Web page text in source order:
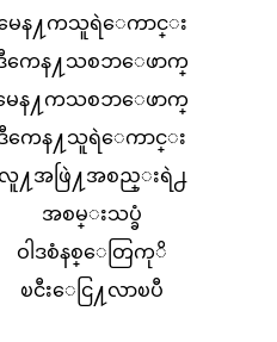
ေန႔ကသူရဲေကာင္း
ကေန႔သစၥာေဖာက္
ေန႔ကသစၥာေဖာက္
ကေန႔သူရဲေကာင္း
႔အဖြဲ႔အစည္းရဲ႕
အစမ္းသပ္ခံ
ဝါဒစံနစ္ေတြကုိ
ၿငီးေငြ႔လာၿပီ